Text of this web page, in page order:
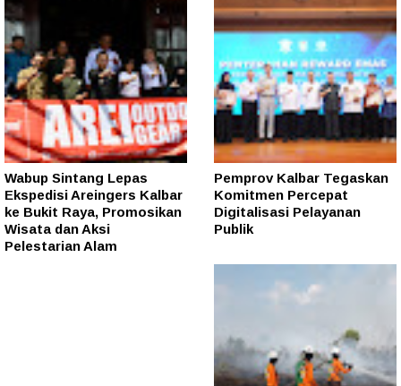
Wabup Sintang Lepas
Ekspedisi Areingers Kalbar
ke Bukit Raya, Promosikan
Wisata dan Aksi
Pelestarian Alam
Pemprov Kalbar Tegaskan
Komitmen Percepat
Digitalisasi Pelayanan
Publik